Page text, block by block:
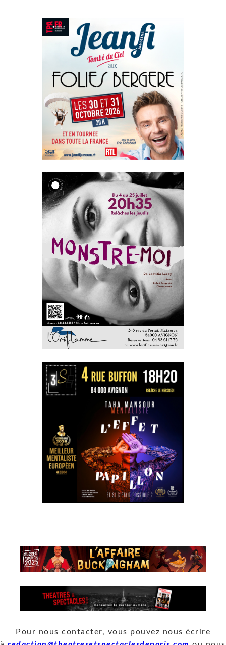
Pour nous contacter, vous pouvez nous écrire